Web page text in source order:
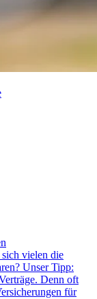
vielen die
Unser Tipp:
Denn oft
für